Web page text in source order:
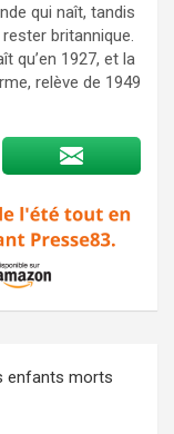
qui naît, tandis
britannique.
qu’en 1927, et la
relève de 1949
enfants morts